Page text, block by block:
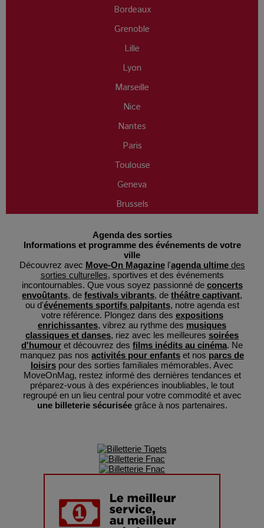
Bordeaux
Grenoble
Lille
Lyon
Marseille
Nice
Nantes
Paris
Toulouse
Geneva
Brussels
Agenda des sorties
Informations et programme des événements de votre
ville
Découvrez avec Move-On Magazinel'agenda ultimedes
sorties culturelles, sportives et des événements
incontournables. Que vous soyez passionné de concerts
envoûtants, de festivals vibrants, de théâtre captivant,
ou d'événements sportifs palpitants, notre agenda est
votre référence. Plongez dans des expositions
enrichissantes, vibrez au rythme des musiques
classiques et danses, riez avec les meilleures soirées
d'humour et découvrez des films inédits au cinéma. Ne
manquez pas nos activités pour enfants et nos parcs de
loisirs pour des sorties familiales mémorables. Avec
MoveOnMag, restez informé des dernières tendances et
préparez-vous à des expériences inoubliables, le tout
regroupé en un lieu central pour votre commodité et avec
une billeterie sécuriséegrâce à nos partenaires.